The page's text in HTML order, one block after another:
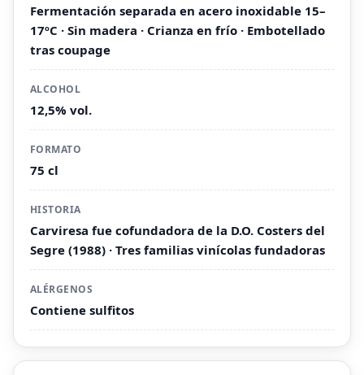
Fermentación separada en acero inoxidable 15–
17ºC · Sin madera · Crianza en frío · Embotellado
tras coupage
ALCOHOL
12,5% vol.
FORMATO
75 cl
HISTORIA
Carviresa fue cofundadora de la D.O. Costers del
Segre (1988) · Tres familias vinícolas fundadoras
ALÉRGENOS
Contiene sulfitos